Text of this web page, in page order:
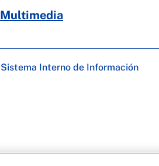
Multimedia
Sistema Interno de Información